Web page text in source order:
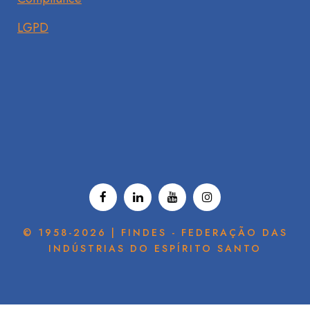
LGPD
© 1958-2026 | FINDES - FEDERAÇÃO DAS
INDÚSTRIAS DO ESPÍRITO SANTO